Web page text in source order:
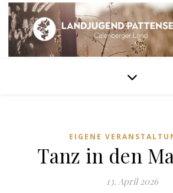
EIGENE
Tanz in den
13. April 2026